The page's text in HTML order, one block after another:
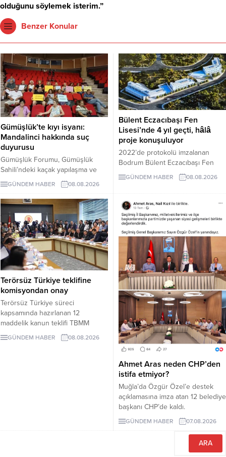
olduğunu söylemek isterim.”
Benzer Konular
Gümüşlük’te kıyı isyanı:
Mandalinci hakkında suç
duyurusu
Gümüşlük Forumu, Gümüşlük
Sahili’ndeki kaçak yapılaşma ve
Çayıraltı Halk Plajı’ndaki işgal
iddiaları nedeniyle Bodrum
Belediye Başkanı Tamer
Mandalinci hakkında suç
duyurusunda bulundu.
GÜNDEM HABER 08.08.2026
Bülent Eczacıbaşı Fen
Lisesi’nde 4 yıl geçti, hâlâ
proje konuşuluyor
2022’de protokolü imzalanan
Bodrum Bülent Eczacıbaşı Fen
Lisesi için dört yıl sonra hâlâ proje
süreci görüşülüyor. Okulun ne
kabul edeceği belirsiz.
GÜNDEM HABER 08.08.2026
Terörsüz Türkiye teklifine
komisyondan onay
Terörsüz Türkiye süreci
kapsamında hazırlanan 12
maddelik kanun teklifi TBMM
Adalet Komisyonunda kabul edildi.
Teklif 5 ve 10 yıllık erteleme
GÜNDEM HABER 08.08.2026
Ahmet Aras neden CHP’den
istifa etmiyor?
Muğla’da Özgür Özel’e destek
açıklamasına imza atan 12 belediye
başkanı CHP’de kaldı.
Milletvekilleri Yeni Parti’ye
geçerken belediye başkanlarının
tutumu ve CHP yönetiminin
GÜNDEM HABER 07.08.2026